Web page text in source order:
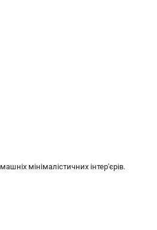
мінімалістичних інтер'єрів.